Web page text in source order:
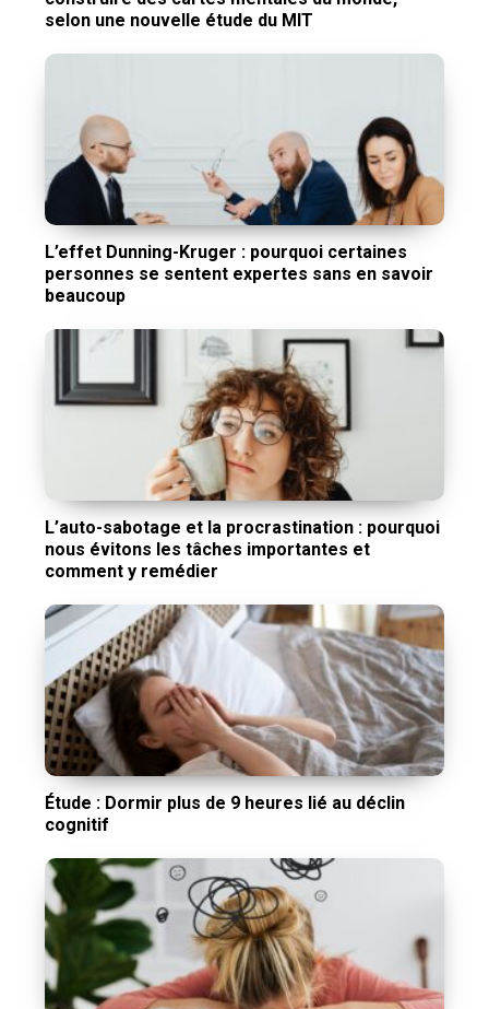
selon une nouvelle étude du MIT
L’effet Dunning-Kruger : pourquoi certaines
personnes se sentent expertes sans en savoir
beaucoup
L’auto-sabotage et la procrastination : pourquoi
nous évitons les tâches importantes et
comment y remédier
Étude : Dormir plus de 9 heures lié au déclin
cognitif